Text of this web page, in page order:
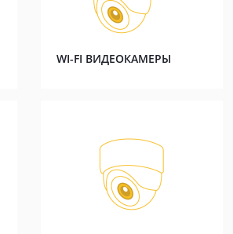
WI-FI ВИДЕОКАМЕРЫ